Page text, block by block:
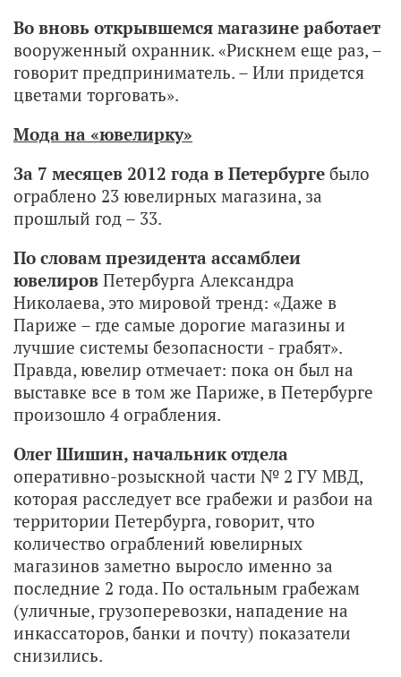
Во вновь открывшемся магазине работает
вооруженный охранник. «Рискнем еще раз, –
говорит предприниматель. – Или придется
цветами торговать».
Мода на «ювелирку»
За 7 месяцев 2012 года в Петербурге было
ограблено 23 ювелирных магазина, за
прошлый год – 33.
По словам президента ассамблеи
ювелиров Петербурга Александра
Николаева, это мировой тренд: «Даже в
Париже – где самые дорогие магазины и
лучшие системы безопасности - грабят».
Правда, ювелир отмечает: пока он был на
выставке все в том же Париже, в Петербурге
произошло 4 ограбления.
Олег Шишин, начальник отдела
оперативно-розыскной части № 2 ГУ МВД,
которая расследует все грабежи и разбои на
территории Петербурга, говорит, что
количество ограблений ювелирных
магазинов заметно выросло именно за
последние 2 года. По остальным грабежам
(уличные, грузоперевозки, нападение на
инкассаторов, банки и почту) показатели
снизились.